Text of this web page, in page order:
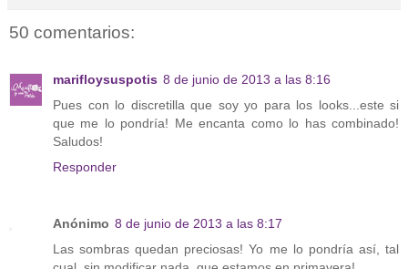
50 comentarios:
marifloysuspotis 8 de junio de 2013 a las 8:16
Pues con lo discretilla que soy yo para los looks...este si
que me lo pondría! Me encanta como lo has combinado!
Saludos!
Responder
Anónimo 8 de junio de 2013 a las 8:17
Las sombras quedan preciosas! Yo me lo pondría así, tal